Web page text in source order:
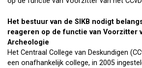
Het bestuur van de SIKB nodigt
reageren op de functie van Voorzitter
Archeologie
Het Centraal College van Deskundigen
een onafhankelijk college, in 2005